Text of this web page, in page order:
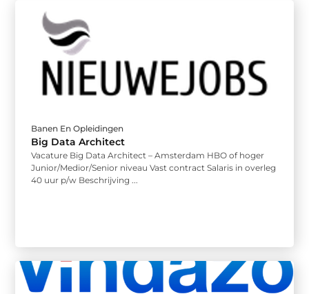
Banen En Opleidingen
Big Data Architect
Vacature Big Data Architect – Amsterdam HBO of hoger
Junior/Medior/Senior niveau Vast contract Salaris in overleg
40 uur p/w Beschrijving ...